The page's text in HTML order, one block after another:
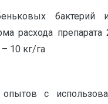
бактерий и
расхода
10 кг/га
опытов с